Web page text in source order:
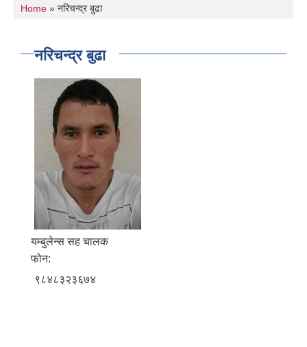
You are here
Home » नरिचन्द्र बुढा
नरिचन्द्र बुढा
यम्बुलेन्स सह चालक
फोन:
९८४८३२३६७४